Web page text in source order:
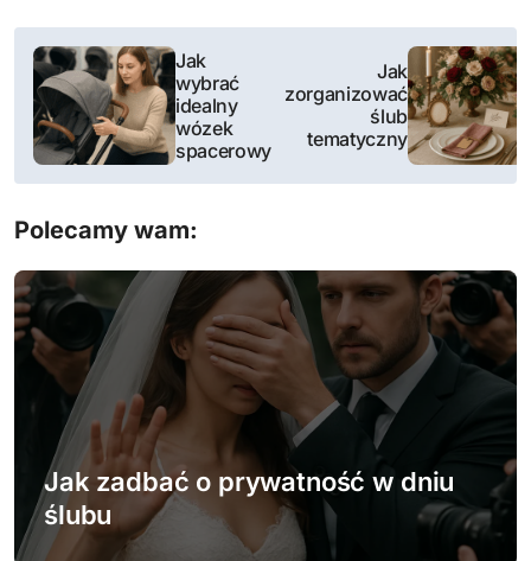
N
w
i
g
a
c
w
p
Jak
wybrać
idealny
wózek
spacerowy
Jak
zorganizować
ślub
tematyczny
Polecamy wam:
Jak zadbać o prywatność w dniu
ślubu